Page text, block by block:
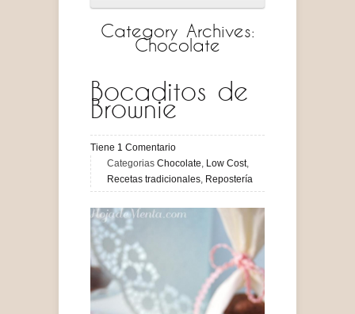
Category Archives:
Chocolate
Bocaditos de
Brownie
Tiene 1 Comentario
Categorias Chocolate, Low Cost,
Recetas tradicionales, Repostería